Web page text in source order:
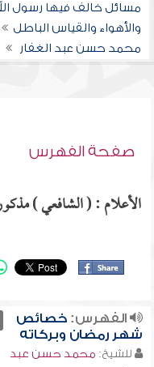
مسائل خالف فيها رسول
والأهواء والقياس الباطل
محمد حسن عبد الغفار
صفحة الفهرس
الأعلام : ( الشافعي )
الفهرس:خصائص
شهر رمضان وبركاته
للشيخ: محمد حسن عبد